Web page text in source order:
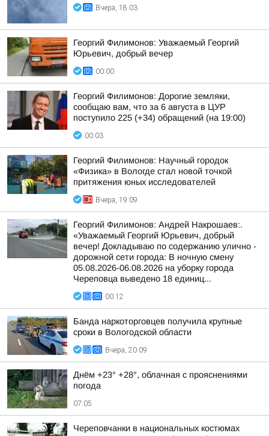
Вчера, 18:03
Георгий Филимонов: Уважаемый Георгий
Юрьевич, добрый вечер
00:00
Георгий Филимонов: Дорогие земляки,
сообщаю вам, что за 6 августа в ЦУР
поступило 225 (+34) обращений (на 19:00)
00:03
Георгий Филимонов: Научный городок
«Физика» в Вологде стал новой точкой
притяжения юных исследователей
Вчера, 19:09
Георгий Филимонов: Андрей Накрошаев:.
«Уважаемый Георгий Юрьевич, добрый
вечер! Докладываю по содержанию улично -
дорожной сети города: В ночную смену
05.08.2026-06.08.2026 на уборку города
Череповца выведено 18 единиц...
00:12
Банда наркоторговцев получила крупные
сроки в Вологодской области
Вчера, 20:09
Днём +23° +28°, облачная с прояснениями
погода
07:05
Череповчанки в национальных костюмах